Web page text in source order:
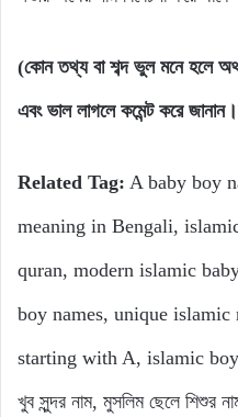
(কোন তথ্য বা শব্দ ভুল মনে হলে
এবং ভাল লাগলে কমেন্ট করে
Related Tag: A baby boy
meaning in Bengali,
quran, modern islamic
boy names, unique islamic
starting with A, islamic
খুব সুন্দর নাম, মুসলিম ছেলে শিশুর